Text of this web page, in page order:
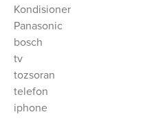
Kondisioner
Panasonic
bosch
tv
tozsoran
telefon
iphone